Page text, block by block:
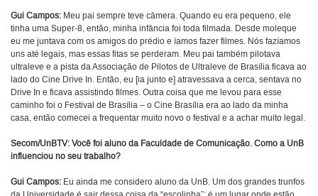
Gui Campos: Meu pai sempre teve câmera. Quando eu era pequeno, ele
tinha uma Super-8, então, minha infância foi toda filmada. Desde moleque
eu me juntava com os amigos do prédio e íamos fazer filmes. Nós fazíamos
uns até legais, mas essas fitas se perderam. Meu pai também pilotava
ultraleve e a pista da Associação de Pilotos de Ultraleve de Brasília ficava ao
lado do Cine Drive In. Então, eu [ia junto e] atravessava a cerca, sentava no
Drive In e ficava assistindo filmes. Outra coisa que me levou para esse
caminho foi o Festival de Brasília – o Cine Brasília era ao lado da minha
casa, então comecei a frequentar muito novo o festival e a achar muito legal.
Secom/UnBTV: Você foi aluno da Faculdade de Comunicação. Como a UnB
influenciou no seu trabalho?
Gui Campos: Eu ainda me considero aluno da UnB. Um dos grandes trunfos